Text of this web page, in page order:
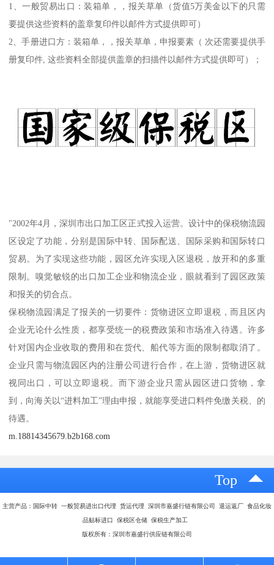
1、一般贸易出口：装箱单，，报关草单（货值5万美金以下的只需
要提供这些资料的盖章复印件以邮件方式提供即可）
2、手册进口方：装箱单，，报关草单，申报要素（ 次还需要提供手
册复印件, 这些资料全部提供盖章的扫描件以邮件方式提供即可）；
"2002年4月，深圳市出口加工区正式投入运营。设计中的保税物流园
区设定了功能，分别是国际中转、国际配送、国际采购和国际转口
贸易。为了实现这些功能，园区允许实现入区退税，放开和的多重
限制。嗅觉敏锐的出口加工企业和物流企业，眼就看到了园区政策
和报关的切合点。
保税物流园满足了报关的一切要件：货物进区立即退税，而且区内
企业无论什么性质，都享受统一的税费政策和市场准入待遇。许多
针对国内企业收取的费用和在货代、船代等方面的限制都取消了。
企业只需与物流园区内的注册公司进行合作，在上游，货物进区就
视同出口，可以立即退税。而下游企业只需从园区进口货物，拿
到，向海关以“进料加工”理由申报，就能享受进口料件免缴关税、的
待遇。
m.18814345679.b2b168.com
Top
主营产品：国际中转 一般贸易进出口代理 货运代理 深圳市嘉盛行链有限公司 退运返厂 食品化妆
品贴标进口 保税区仓储 保税生产加工
版权所有：深圳市嘉盛行供应链有限公司